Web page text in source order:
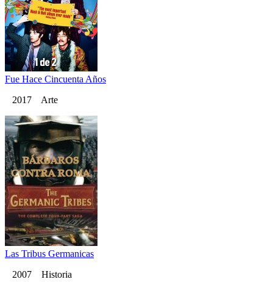
Fue Hace Cincuenta Años
2017 Arte
Las Tribus Germanicas
2007 Historia